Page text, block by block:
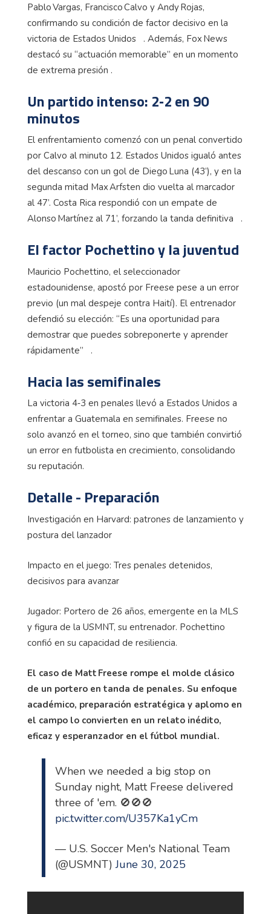
Pablo Vargas, Francisco Calvo y Andy Rojas,
confirmando su condición de factor decisivo en la
victoria de Estados Unidos . Además, Fox News
destacó su “actuación memorable” en un momento
de extrema presión .
Un partido intenso: 2‑2 en 90
minutos
El enfrentamiento comenzó con un penal convertido
por Calvo al minuto 12. Estados Unidos igualó antes
del descanso con un gol de Diego Luna (43’), y en la
segunda mitad Max Arfsten dio vuelta al marcador
al 47’. Costa Rica respondió con un empate de
Alonso Martínez al 71’, forzando la tanda definitiva .
El factor Pochettino y la juventud
Mauricio Pochettino, el seleccionador
estadounidense, apostó por Freese pese a un error
previo (un mal despeje contra Haití). El entrenador
defendió su elección: “Es una oportunidad para
demostrar que puedes sobreponerte y aprender
rápidamente” .
Hacia las semifinales
La victoria 4‑3 en penales llevó a Estados Unidos a
enfrentar a Guatemala en semifinales. Freese no
solo avanzó en el torneo, sino que también convirtió
un error en futbolista en crecimiento, consolidando
su reputación.
Detalle - Preparación
Investigación en Harvard: patrones de lanzamiento y
postura del lanzador
Impacto en el juego: Tres penales detenidos,
decisivos para avanzar
Jugador: Portero de 26 años, emergente en la MLS
y figura de la USMNT, su entrenador. Pochettino
confió en su capacidad de resiliencia.
El caso de Matt Freese rompe el molde clásico
de un portero en tanda de penales. Su enfoque
académico, preparación estratégica y aplomo en
el campo lo convierten en un relato inédito,
eficaz y esperanzador en el fútbol mundial.
When we needed a big stop on
Sunday night, Matt Freese delivered
three of 'em. 🚫🚫🚫
pic.twitter.com/U357Ka1yCm
— U.S. Soccer Men's National Team
(@USMNT)June 30, 2025